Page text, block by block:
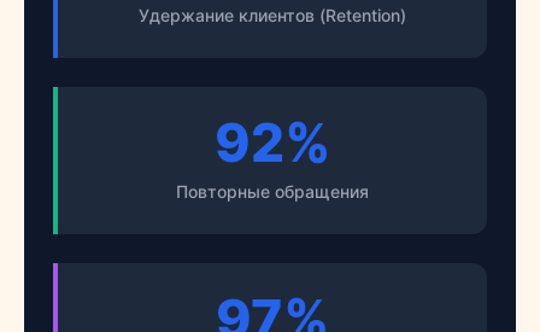
Удержание клиентов (Retention)
92%
Повторные обращения
97%